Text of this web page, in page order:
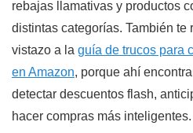
rebajas llamativas y productos
distintas categorías. También te
vistazo a la guía de trucos para
en Amazon, porque ahí
detectar descuentos flash,
hacer compras más inteligentes.